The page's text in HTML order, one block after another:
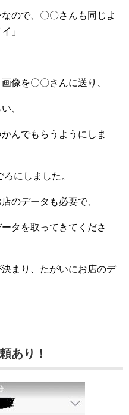
ので、〇〇さんも同じよ
」
像を〇〇さんに送り、
、
んでもらうようにしま
にしました。
のデータも必要で、
タを取ってきてくださ
まり、たがいにお店のデ
あり！